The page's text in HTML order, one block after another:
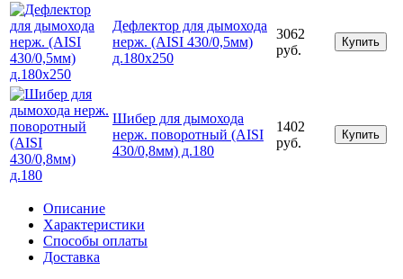
Дефлектор для дымохода
нерж. (AISI 430/0,5мм)
д.180х250
3062
руб.
Купить
Шибер для дымохода
нерж. поворотный (AISI
430/0,8мм) д.180
1402
руб.
Купить
Описание
Характеристики
Способы оплаты
Доставка